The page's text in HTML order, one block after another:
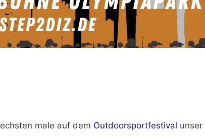
male auf dem Outdoorsportfestival unser